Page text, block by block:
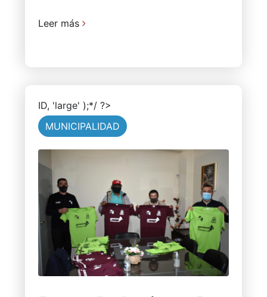
Leer más
ID, 'large' );*/ ?>
MUNICIPALIDAD